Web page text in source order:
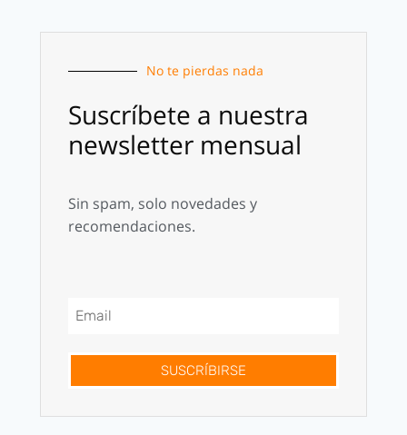
No te pierdas nada
Suscríbete a nuestra
newsletter mensual
Sin spam, solo novedades y
recomendaciones.
SUSCRÍBIRSE